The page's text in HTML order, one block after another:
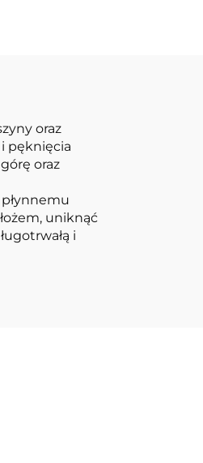
oraz
pęknięcia
oraz
uniknąć
i